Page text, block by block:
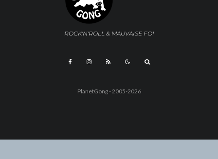
ROCK'N'ROLL & MAUVAISE FOI
PlanetGong - 2005-2026